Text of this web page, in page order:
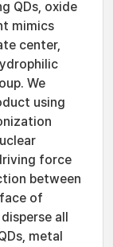
QDs, oxide
mimics
center,
We
using
force
between
of
all
metal